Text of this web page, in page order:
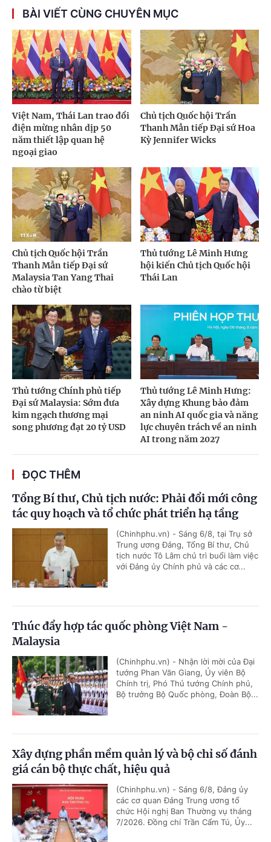
BÀI VIẾT CÙNG CHUYÊN MỤC
Việt Nam, Thái Lan trao đổi
điện mừng nhân dịp 50
năm thiết lập quan hệ
ngoại giao
Chủ tịch Quốc hội Trần
Thanh Mẫn tiếp Đại sứ Hoa
Kỳ Jennifer Wicks
Chủ tịch Quốc hội Trần
Thanh Mẫn tiếp Đại sứ
Malaysia Tan Yang Thai
chào từ biệt
Thủ tướng Lê Minh Hưng
hội kiến Chủ tịch Quốc hội
Thái Lan
Thủ tướng Chính phủ tiếp
Đại sứ Malaysia: Sớm đưa
kim ngạch thương mại
song phương đạt 20 tỷ USD
Thủ tướng Lê Minh Hưng:
Xây dựng Khung bảo đảm
an ninh AI quốc gia và năng
lực chuyên trách về an ninh
AI trong năm 2027
ĐỌC THÊM
Tổng Bí thư, Chủ tịch nước: Phải đổi mới công
tác quy hoạch và tổ chức phát triển hạ tầng
(Chinhphu.vn) - Sáng 6/8, tại Trụ sở
Trung ương Đảng, Tổng Bí thư, Chủ
tịch nước Tô Lâm chủ trì buổi làm việc
với Đảng ủy Chính phủ và các cơ...
Thúc đẩy hợp tác quốc phòng Việt Nam -
Malaysia
(Chinhphu.vn) - Nhận lời mời của Đại
tướng Phan Văn Giang, Ủy viên Bộ
Chính trị, Phó Thủ tướng Chính phủ,
Bộ trưởng Bộ Quốc phòng, Đoàn Bộ...
Xây dựng phần mềm quản lý và bộ chỉ số đánh
giá cán bộ thực chất, hiệu quả
(Chinhphu.vn) - Sáng 6/8, Đảng ủy
các cơ quan Đảng Trung ương tổ
chức Hội nghị Ban Thường vụ tháng
7/2026. Đồng chí Trần Cẩm Tú, Ủy...